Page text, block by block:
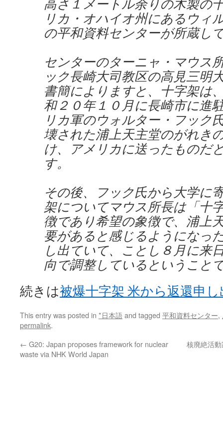
高さ１メートル余りの木製の
リカ・オハイオ州にあるウィ
の平和資料センターが所蔵し
センターのターニャ・マウス
ック長崎大司教区の高見三明
書簡によりますと、十字架は
和２０年１０月に長崎市に進
リカ軍のウォルター・フック
壊された浦上天主堂のがれき
け、アメリカに送ったものだ
す。
その後、フック氏から大学に
架についてマウス所長は「十
徴であり希望の象徴で、浦上
要があると感じるようになっ
し出ていて、ことし８月に来
向で調整しているということ
続きは被爆十字架 米から返還申し
This entry was posted in *日本語and tagged 平和資料センター,
permalink.
← G20: Japan proposes framework for nuclear
waste via NHK World Japan
核廃絶活